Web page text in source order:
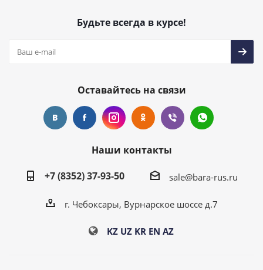
Будьте всегда в курсе!
Оставайтесь на связи
Наши контакты
+7 (8352) 37-93-50
sale@bara-rus.ru
г. Чебоксары, Вурнарское шоссе д.7
KZ UZ KR EN AZ